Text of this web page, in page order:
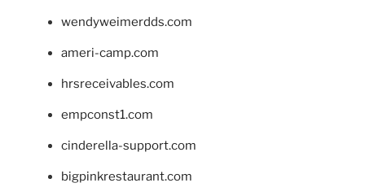
wendyweimerdds.com
ameri-camp.com
hrsreceivables.com
empconst1.com
cinderella-support.com
bigpinkrestaurant.com